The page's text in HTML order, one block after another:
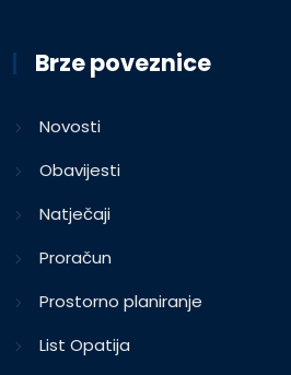
Brze poveznice
Novosti
Obavijesti
Natječaji
Proračun
Prostorno planiranje
List Opatija